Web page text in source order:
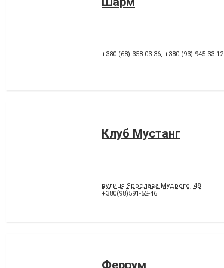
+380 (68) 358-03-36, +380 (93) 945-33-12
Клуб Мустанг
вулиця Ярослава Мудрого, 48
+380(98)591-52-46
Феррум